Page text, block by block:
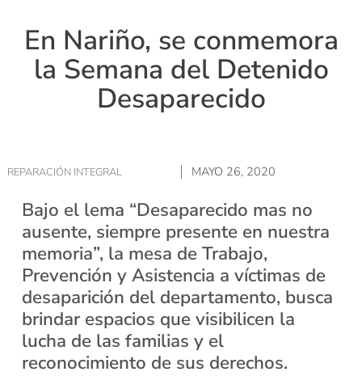
En Nariño, se conmemora
la Semana del Detenido
Desaparecido
REPARACIÓN INTEGRAL MAYO 26, 2020
Bajo el lema “Desaparecido mas no
ausente, siempre presente en nuestra
memoria”, la mesa de Trabajo,
Prevención y Asistencia a víctimas de
desaparición del departamento, busca
brindar espacios que visibilicen la
lucha de las familias y el
reconocimiento de sus derechos.